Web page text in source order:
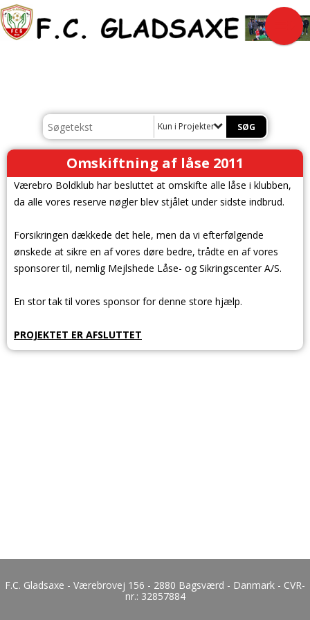
Kun i Projekter
Omskiftning af låse 2011
Værebro Boldklub har besluttet at omskifte alle låse i klubben,
da alle vores reserve nøgler blev stjålet under sidste indbrud.
Forsikringen dækkede det hele, men da vi efterfølgende
ønskede at sikre en af vores døre bedre, trådte en af vores
sponsorer til, nemlig Mejlshede Låse- og Sikringscenter A/S.
En stor tak til vores sponsor for denne store hjælp.
PROJEKTET ER AFSLUTTET
F.C. Gladsaxe - Værebrovej 156 - 2880 Bagsværd - Danmark - CVR-
nr.: 32857884